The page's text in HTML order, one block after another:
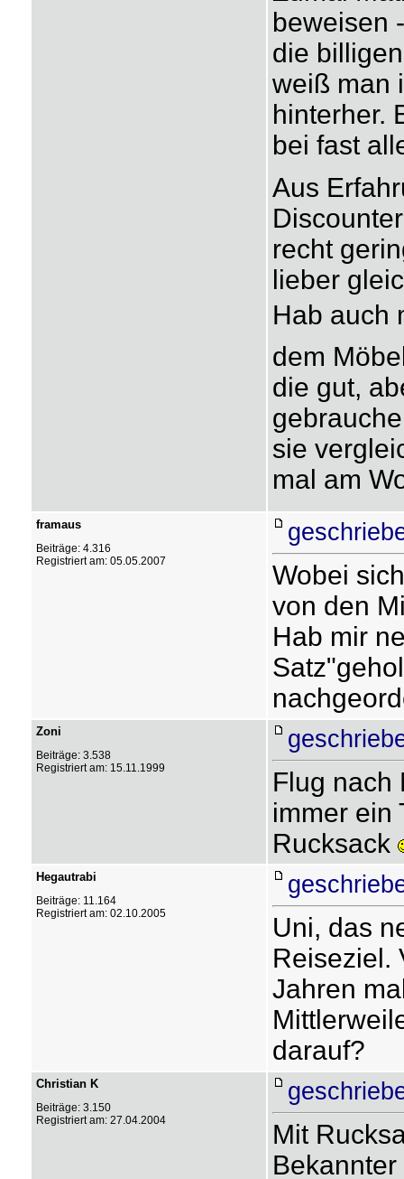
beweisen
die
weiß man
hinterher.
bei fast
Aus
recht
lieber
Hab auch
dem
die gut,
sie
mal am
framaus
Beiträge: 4.316
Registriert am: 05.05.2007
Wobei
von den
Hab mir
Zoni
Beiträge: 3.538
Registriert am: 15.11.1999
Flug nach
immer ein
Rucksack
Hegautrabi
Beiträge: 11.164
Registriert am: 02.10.2005
Uni, das
Reiseziel.
Jahren
darauf?
Christian K
Beiträge: 3.150
Registriert am: 27.04.2004
Mit